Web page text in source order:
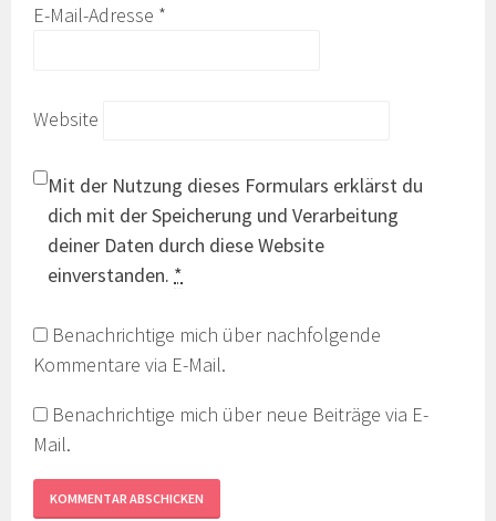
E-Mail-Adresse *
Website
Mit der Nutzung dieses Formulars erklärst du
dich mit der Speicherung und Verarbeitung
deiner Daten durch diese Website
einverstanden. *
Benachrichtige mich über nachfolgende
Kommentare via E-Mail.
Benachrichtige mich über neue Beiträge via E-
Mail.